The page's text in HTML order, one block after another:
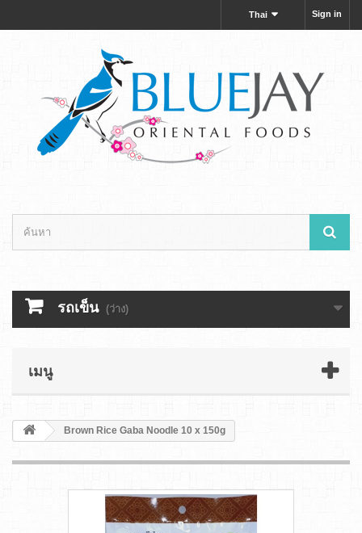
Sign in
Thai
รถเข็น (ว่าง)
เมนู
Brown Rice Gaba Noodle 10 x 150g